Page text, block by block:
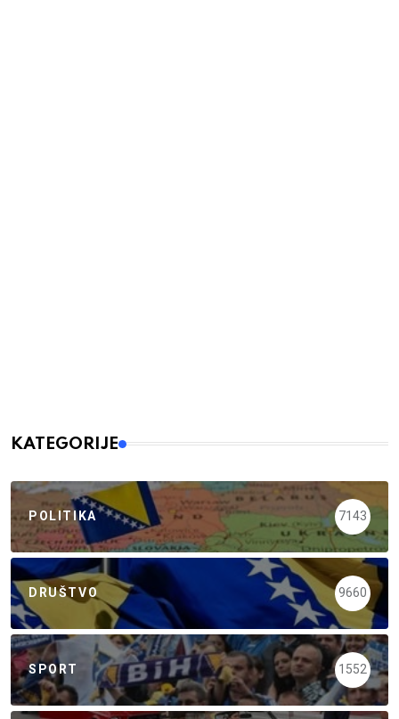
KATEGORIJE
POLITIKA 7143
DRUŠTVO 9660
SPORT 1552